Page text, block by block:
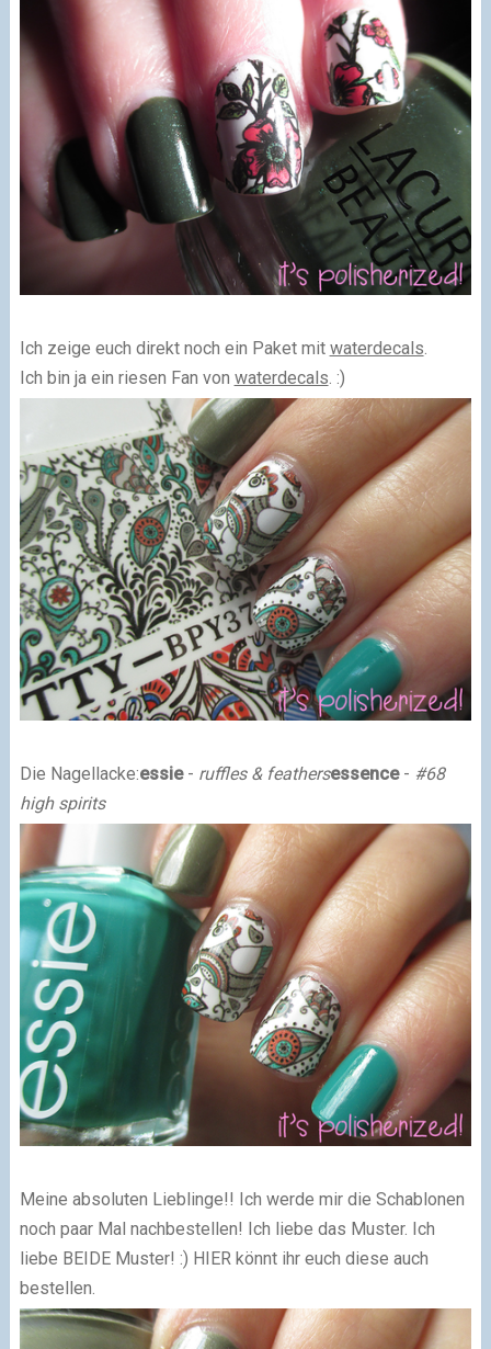
Ich zeige euch direkt noch ein Paket mit waterdecals.
Ich bin ja ein riesen Fan von waterdecals. :)
Die Nagellacke:essie- ruffles & feathersessence- #68
high spirits
Meine absoluten Lieblinge!! Ich werde mir die Schablonen
noch paar Mal nachbestellen! Ich liebe das Muster. Ich
liebe BEIDE Muster! :) HIER könnt ihr euch diese auch
bestellen.